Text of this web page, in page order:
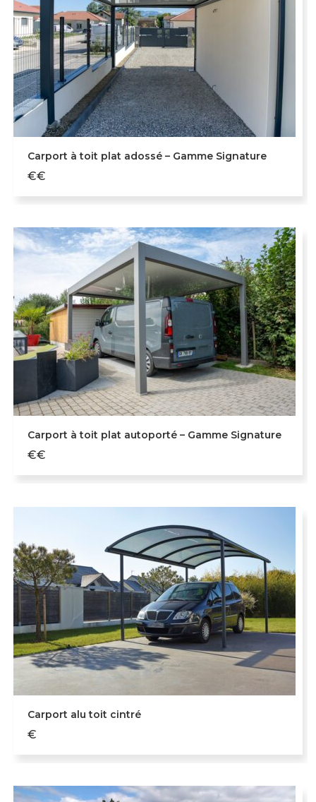
Carport à toit plat adossé – Gamme Signature
€€
Carport à toit plat autoporté – Gamme Signature
€€
Carport alu toit cintré
€